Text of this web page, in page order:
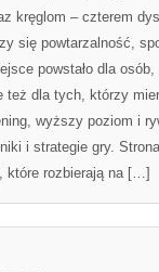
kręglom – czterem
się powtarzalność,
powstało dla
też dla tych, którzy
wyższy poziom i
i strategie gry.
które rozbierają na […]